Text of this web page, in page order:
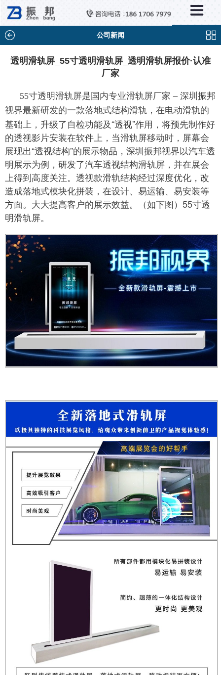
公司新闻
透明滑轨屏_55寸透明滑轨屏_透明滑轨屏报价·认准
厂家
55寸透明滑轨屏是国内专业滑轨屏厂家 – 深圳振邦
视界最新研发的一款落地式结构滑轨， 在电动滑轨的
基础上，升级了自检功能及“透视”作用，将预先制作好
的透视影片安装在软件上，当滑轨屏移动时，屏幕会
展现出“透视结构”的展示物品，深圳振邦视界以汽车透
明展示为例，研发了汽车透视结构滑轨屏，并在展会
上得到高度关注。透视款滑轨结构经过深度优化，改
造成落地式模块化拼装，在设计、易运输、易安装等
方面。大大提高客户的展示效益。（如下图）55寸透
明滑轨屏。
新闻中心
×
行业新闻
问题解答
百科知识